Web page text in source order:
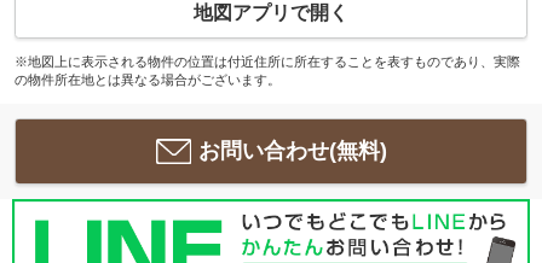
地図アプリで開く
※地図上に表示される物件の位置は付近住所に所在することを表すものであり、実際
の物件所在地とは異なる場合がございます。
お問い合わせ(無料)